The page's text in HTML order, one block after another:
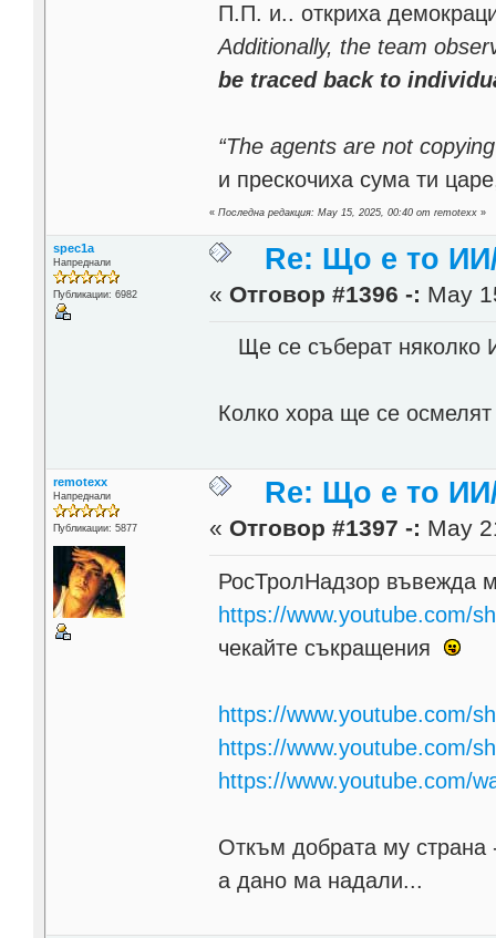
П.П. и.. откриха
Additionally, the team
be traced back to
“The agents are not
и прескочиха сума ти
«Последна редакция: May 15, 2025, 00:40 от remotexx »
spec1a
Напреднали
Публикации: 6982
Re: Що е то
« Отговор #1396 -: May
Ще се съберат няколко
Колко хора ще се
remotexx
Напреднали
Публикации: 5877
Re: Що е то
« Отговор #1397 -: May
РосТролНадзор въвежда
https://www.youtube.com/
чекайте съкращения
https://www.youtube.com/
https://www.youtube.com/
https://www.youtube.com/
Откъм добрата му страна
а дано ма надали...